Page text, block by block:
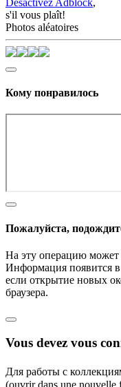
s'il vous plaît!
Photos aléatoires
Кому понравилось
Пожалуйста,
На эту операцию может
Информация появится
если открытие новых
браузера.
Vous devez vous
Для работы с
(ouvrir dans une nouvelle